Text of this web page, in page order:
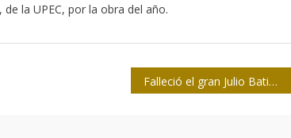
la UPEC, por la obra del año.
Falleció el gran Julio Batista